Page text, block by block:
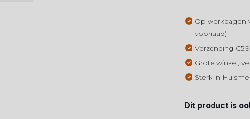
Op werkdagen
voorraad)
Verzending
Grote winkel,
Sterk in
Dit product is